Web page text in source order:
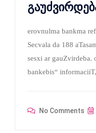
erovnulma bankma
Secvala da 188
sesxi ar gauZvirdeba.
bankebis“
No Comments